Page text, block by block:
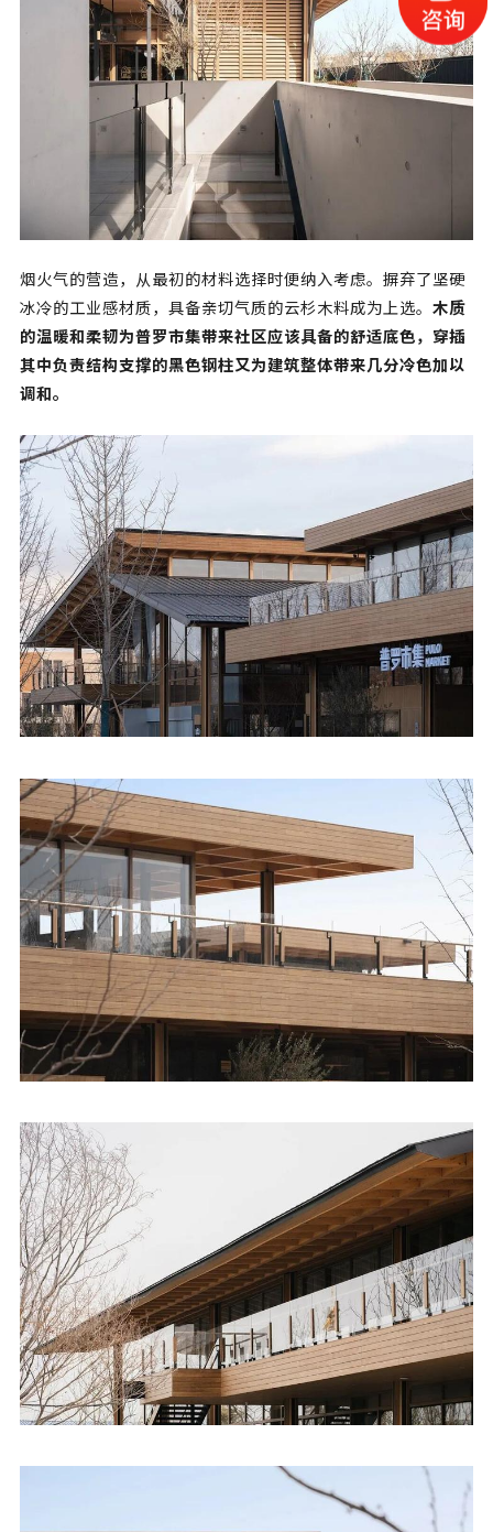
烟火气的营造，从最初的材料选择时便纳入考虑。摒弃了坚硬
冰冷的工业感材质，具备亲切气质的云杉木料成为上选。 木质
的温暖和柔韧为普罗市集带来社区应该具备的舒适底色，穿插
其中负责结构支撑的黑色钢柱又为建筑整体带来几分冷色加以
调和。